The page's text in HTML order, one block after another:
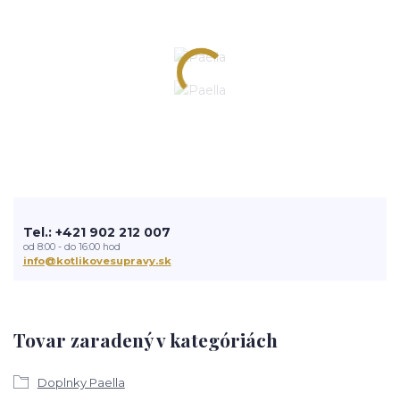
Tovar zaradený v kategóriách
Doplnky Paella
Tel.: +421 902 212 007
od 8:00 - do 16:00 hod
info@kotlikovesupravy.sk